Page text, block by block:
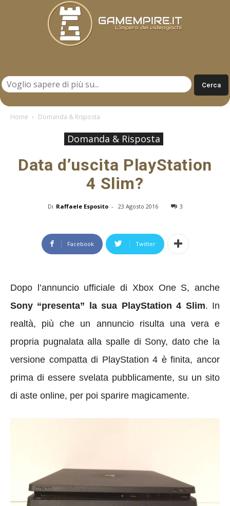
Home Domanda & Risposta
Domanda & Risposta
Data d’uscita PlayStation
4 Slim?
Di Raffaele Esposito - 23 Agosto 2016 3
Facebook Twitter
Dopo l’annuncio ufficiale di Xbox One S, anche
Sony “presenta” la sua PlayStation 4 Slim. In
realtà, più che un annuncio risulta una vera e
propria pugnalata alla spalle di Sony, dato che la
versione compatta di PlayStation 4 è finita, ancor
prima di essere svelata pubblicamente, su un sito
di aste online, per poi sparire magicamente.